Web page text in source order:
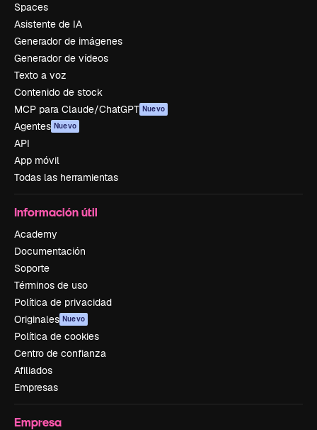
Spaces
Asistente de IA
Generador de imágenes
Generador de vídeos
Texto a voz
Contenido de stock
MCP para Claude/ChatGPT Nuevo
Agentes Nuevo
API
App móvil
Todas las herramientas
Información útil
Academy
Documentación
Soporte
Términos de uso
Política de privacidad
Originales Nuevo
Política de cookies
Centro de confianza
Afiliados
Empresas
Empresa